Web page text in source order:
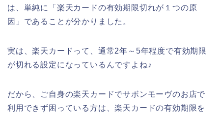
は、単純に「楽天カードの有効期限切れが１つの原
因」であることが分かりました。
実は、楽天カードって、通常2年～5年程度で有効期限
が切れる設定になっているんですよね♪
だから、ご自身の楽天カードでサボンモーヴのお店で
利用できず困っている方は、楽天カードの有効期限を